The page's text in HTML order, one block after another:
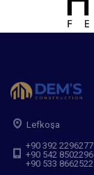
Lefkoşa
+90 392 2296277
+90 542 8502296
+90 533 8662522